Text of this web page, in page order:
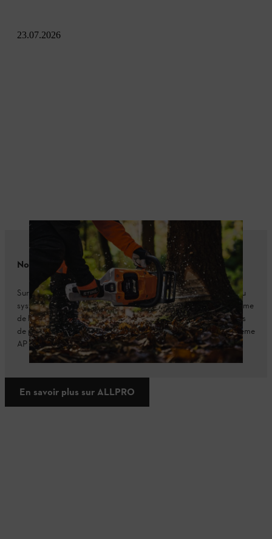
23.07.2026
Note sur le système de batterie
Sur cette page, vous pouvez voir les appareils et les batteries du
système AP. Avec ALLPRO, vous disposez désormais d'un système
de batterie qui définit de nouvelles normes de performance. Plus
de puissance, plus d'efficacité et 100% compatible avec le système
AP précédent.
En savoir plus sur ALLPRO